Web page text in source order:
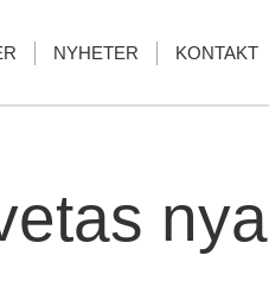
NYHETER KONTAKT
nya